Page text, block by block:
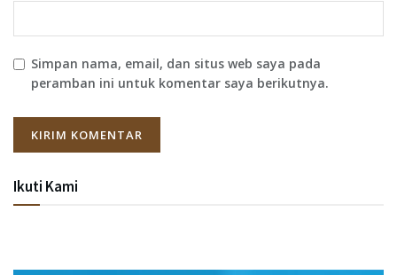
Simpan nama, email, dan situs web saya pada
peramban ini untuk komentar saya berikutnya.
Ikuti Kami